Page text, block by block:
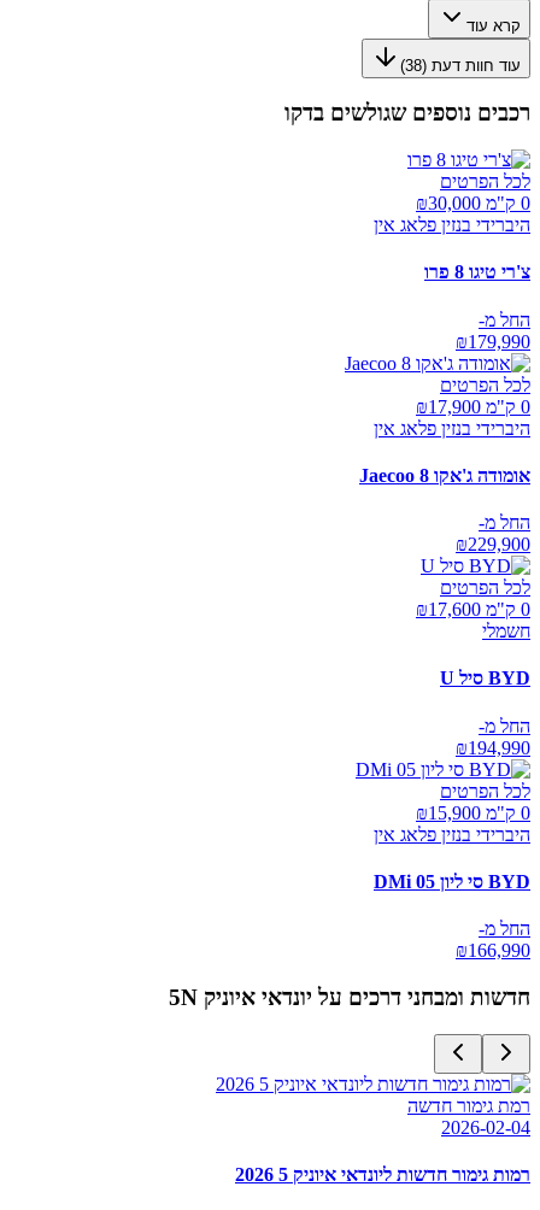
קרא עוד
עוד חוות דעת (38
)
רכבים נוספים שגולשים בדקו
לכל הפרטים
0 ק"מ ₪
30,000
היברידי בנזין פלאג אין
צ'רי טיגו 8 פרו
החל מ-
₪179,990
לכל הפרטים
0 ק"מ ₪
17,900
היברידי בנזין פלאג אין
אומודה ג'אקו Jaecoo 8
החל מ-
₪229,900
לכל הפרטים
0 ק"מ ₪
17,600
חשמלי
BYD סיל U
החל מ-
₪194,990
לכל הפרטים
0 ק"מ ₪
15,900
היברידי בנזין פלאג אין
BYD סי ליון 05 DMi
החל מ-
₪166,990
חדשות ומבחני דרכים על יונדאי איוניק 5N
רמת גימור חדשה
2026-02-04
רמות גימור חדשות ליונדאי איוניק 5 2026